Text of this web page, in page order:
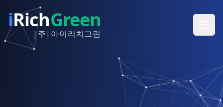
iRichGreen
|주|아이리치그린